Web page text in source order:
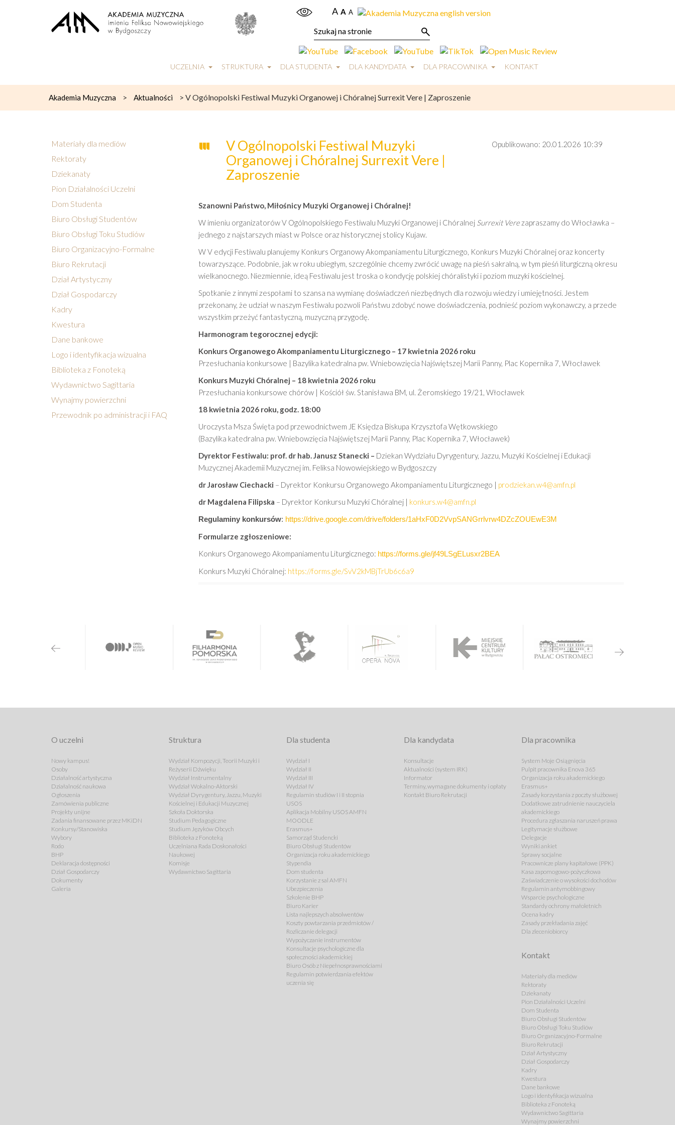
A A A
UCZELNIA STRUKTURA DLA STUDENTA DLA KANDYDATA DLA PRACOWNIKA KONTAKT
Akademia Muzyczna > Aktualności > V Ogólnopolski Festiwal Muzyki Organowej i Chóralnej Surrexit Vere | Zaproszenie
Materiały dla mediów
Rektoraty
Dziekanaty
Pion Działalności Uczelni
Dom Studenta
Biuro Obsługi Studentów
Biuro Obsługi Toku Studiów
Biuro Organizacyjno-Formalne
Biuro Rekrutacji
Dział Artystyczny
Dział Gospodarczy
Kadry
Kwestura
Dane bankowe
Logo i identyfikacja wizualna
Biblioteka z Fonoteką
Wydawnictwo Sagittaria
Wynajmy powierzchni
Przewodnik po administracji i FAQ
V Ogólnopolski Festiwal Muzyki
Organowej i Chóralnej Surrexit Vere |
Zaproszenie
Opublikowano: 20.01.2026 10:39
Szanowni Państwo, Miłośnicy Muzyki Organowej i Chóralnej!
W imieniu organizatorów V Ogólnopolskiego Festiwalu Muzyki Organowej i Chóralnej Surrexit Verezapraszamy do Włocławka –
jednego z najstarszych miast w Polsce oraz historycznej stolicy Kujaw.
W V edycji Festiwalu planujemy Konkurs Organowy Akompaniamentu Liturgicznego, Konkurs Muzyki Chóralnej oraz koncerty
towarzyszące. Podobnie, jak w roku ubiegłym, szczególnie chcemy zwrócić uwagę na pieśń sakralną, w tym pieśń liturgiczną okresu
wielkanocnego. Niezmiennie, ideą Festiwalu jest troska o kondycję polskiej chóralistyki i poziom muzyki kościelnej.
Spotkanie z innymi zespołami to szansa na wymianę doświadczeń niezbędnych dla rozwoju wiedzy i umiejętności. Jestem
przekonany, że udział w naszym Festiwalu pozwoli Państwu zdobyć nowe doświadczenia, podnieść poziom wykonawczy, a przede
wszystkim przeżyć fantastyczną, muzyczną przygodę.
Harmonogram tegorocznej edycji:
Konkurs Organowego Akompaniamentu Liturgicznego – 17 kwietnia 2026 roku
Przesłuchania konkursowe | Bazylika katedralna pw. Wniebowzięcia Najświętszej Marii Panny, Plac Kopernika 7, Włocławek
Konkurs Muzyki Chóralnej – 18 kwietnia 2026 roku
Przesłuchania konkursowe chórów | Kościół św. Stanisława BM, ul. Żeromskiego 19/21, Włocławek
18 kwietnia 2026 roku, godz. 18:00
Uroczysta Msza Święta pod przewodnictwem JE Księdza Biskupa Krzysztofa Wętkowskiego
(Bazylika katedralna pw. Wniebowzięcia Najświętszej Marii Panny, Plac Kopernika 7, Włocławek)
Dyrektor Festiwalu: prof. dr hab. Janusz Stanecki – Dziekan Wydziału Dyrygentury, Jazzu, Muzyki Kościelnej i Edukacji
Muzycznej Akademii Muzycznej im. Feliksa Nowowiejskiego w Bydgoszczy
dr Jarosław Ciechacki – Dyrektor Konkursu Organowego Akompaniamentu Liturgicznego | prodziekan.w4@amfn.pl
dr Magdalena Filipska – Dyrektor Konkursu Muzyki Chóralnej | konkurs.w4@amfn.pl
Regulaminy konkursów: https://drive.google.com/drive/folders/1aHxF0D2VvpSANGrrlvrw4DZcZOUEwE3M
Formularze zgłoszeniowe:
Konkurs Organowego Akompaniamentu Liturgicznego: https://forms.gle/jf49LSgELusxr2BEA
Konkurs Muzyki Chóralnej: https://forms.gle/SvV2kMBjTrUb6c6a9
O uczelni
Nowy kampus!
Osoby
Działalność artystyczna
Działalność naukowa
Ogłoszenia
Zamówienia publiczne
Projekty unijne
Zadania finansowane przez MKiDN
Konkursy/Stanowiska
Wybory
Rodo
BHP
Deklaracja dostępności
Dział Gospodarczy
Dokumenty
Galeria
Struktura
Wydział Kompozycji, Teorii Muzyki i
Reżyserii Dźwięku
Wydział Instrumentalny
Wydział Wokalno-Aktorski
Wydział Dyrygentury, Jazzu, Muzyki
Kościelnej i Edukacji Muzycznej
Szkoła Doktorska
Studium Pedagogiczne
Studium Języków Obcych
Biblioteka z Fonoteką
Uczelniana Rada Doskonałości
Naukowej
Komisje
Wydawnictwo Sagittaria
Dla studenta
Wydział I
Wydział II
Wydział III
Wydział IV
Regulamin studiów I i II stopnia
USOS
Aplikacja Mobilny USOS AMFN
MOODLE
Erasmus+
Samorząd Studencki
Biuro Obsługi Studentów
Organizacja roku akademickiego
Stypendia
Dom studenta
Korzystanie z sal AMFN
Ubezpieczenia
Szkolenie BHP
Biuro Karier
Lista najlepszych absolwentów
Koszty powtarzania przedmiotów /
Rozliczanie delegacji
Wypożyczanie instrumentów
Konsultacje psychologiczne dla
społeczności akademickiej
Biuro Osób z Niepełnosprawnościami
Regulamin potwierdzania efektów
uczenia się
Dla kandydata
Konsultacje
Aktualności (system IRK)
Informator
Terminy, wymagane dokumenty i opłaty
Kontakt Biuro Rekrutacji
Dla pracownika
System Moje Osiągnięcia
Pulpit pracownika Enova 365
Organizacja roku akademickiego
Erasmus+
Zasady korzystania z poczty służbowej
Dodatkowe zatrudnienie nauczyciela
akademickiego
Procedura zgłaszania naruszeń prawa
Legitymacje służbowe
Delegacje
Wyniki ankiet
Sprawy socjalne
Pracownicze plany kapitałowe (PPK)
Kasa zapomogowo-pożyczkowa
Zaświadczenie o wysokości dochodów
Regulamin antymobbingowy
Wsparcie psychologiczne
Standardy ochrony małoletnich
Ocena kadry
Zasady przekładania zajęć
Dla zleceniobiorcy
Kontakt
Materiały dla mediów
Rektoraty
Dziekanaty
Pion Działalności Uczelni
Dom Studenta
Biuro Obsługi Studentów
Biuro Obsługi Toku Studiów
Biuro Organizacyjno-Formalne
Biuro Rekrutacji
Dział Artystyczny
Dział Gospodarczy
Kadry
Kwestura
Dane bankowe
Logo i identyfikacja wizualna
Biblioteka z Fonoteką
Wydawnictwo Sagittaria
Wynajmy powierzchni